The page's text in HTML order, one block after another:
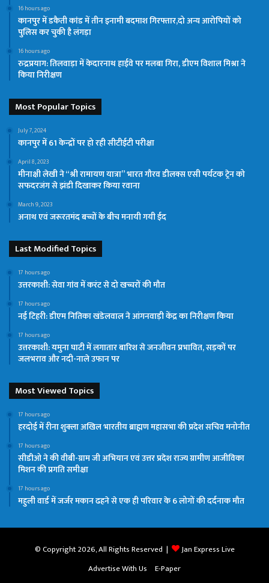
16 hours ago
कानपुर में डकैती कांड में तीन इनामी बदमाश गिरफ्तार,दो अन्य आरोपियों को
पुलिस कर चुकी है लंगड़ा
16 hours ago
रुद्रप्रयाग: तिलवाड़ा में केदारनाथ हाईवे पर मलबा गिरा, डीएम विशाल मिश्रा ने
किया निरीक्षण
Most Popular Topics
July 7, 2024
कानपुर में 61 केन्द्रों पर हो रही सीटीईटी परीक्षा
April 8, 2023
मीनाक्षी लेखी ने “श्री रामायण यात्रा” भारत गौरव डीलक्स एसी पर्यटक ट्रेन को
सफदरजंग से झंडी दिखाकर किया रवाना
March 9, 2023
अनाथ एवं जरूरतमंद बच्चों के बीच मनायी गयी ईद
Last Modified Topics
17 hours ago
उत्तरकाशी: सेवा गांव में करंट से दो खच्चरों की मौत
17 hours ago
नई टिहरी: डीएम नितिका खंडेलवाल ने आंगनवाड़ी केंद्र का निरीक्षण किया
17 hours ago
उत्तरकाशी: यमुना घाटी में लगातार बारिश से जनजीवन प्रभावित, सड़कों पर
जलभराव और नदी-नाले उफान पर
Most Viewed Topics
17 hours ago
हरदोई में रीना शुक्ला अखिल भारतीय ब्राह्मण महासभा की प्रदेश सचिव मनोनीत
17 hours ago
सीडीओ ने की वीबी-ग्राम जी अभियान एवं उत्तर प्रदेश राज्य ग्रामीण आजीविका
मिशन की प्रगति समीक्षा
17 hours ago
महुली वार्ड में जर्जर मकान ढहने से एक ही परिवार के 6 लोगों की दर्दनाक मौत
© Copyright 2026, All Rights Reserved |
Jan Express Live
Advertise With Us
E-Paper